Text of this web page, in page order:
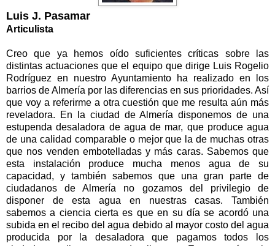
Luis J. Pasamar
Articulista
Creo que ya hemos oído suficientes críticas sobre las
distintas actuaciones que el equipo que dirige Luis Rogelio
Rodríguez en nuestro Ayuntamiento ha realizado en los
barrios de Almería por las diferencias en sus prioridades. Así
que voy a referirme a otra cuestión que me resulta aún más
reveladora. En la ciudad de Almería disponemos de una
estupenda desaladora de agua de mar, que produce agua
de una calidad comparable o mejor que la de muchas otras
que nos venden embotelladas y más caras. Sabemos que
esta instalación produce mucha menos agua de su
capacidad, y también sabemos que una gran parte de
ciudadanos de Almería no gozamos del privilegio de
disponer de esta agua en nuestras casas. También
sabemos a ciencia cierta es que en su día se acordó una
subida en el recibo del agua debido al mayor costo del agua
producida por la desaladora que pagamos todos los